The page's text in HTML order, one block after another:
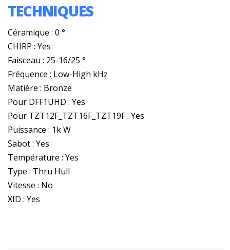
TECHNIQUES
Céramique : 0 °
CHIRP : Yes
Faisceau : 25-16/25 °
Fréquence : Low-High kHz
Matière : Bronze
Pour DFF1UHD : Yes
Pour TZT12F_TZT16F_TZT19F : Yes
Puissance : 1k W
Sabot : Yes
Température : Yes
Type : Thru Hull
Vitesse : No
XID : Yes